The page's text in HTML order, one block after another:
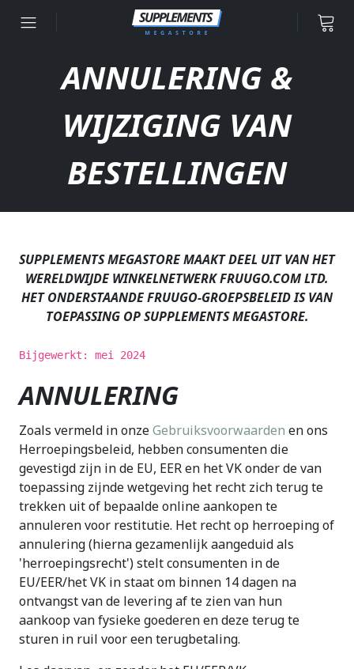
Ga naar inhoud
ANNULERING &
WIJZIGING VAN
BESTELLINGEN
SUPPLEMENTS MEGASTORE MAAKT DEEL UIT VAN HET
WERELDWIJDE WINKELNETWERK FRUUGO.COM LTD.
HET ONDERSTAANDE FRUUGO-GROEPSBELEID IS VAN
TOEPASSING OP SUPPLEMENTS MEGASTORE.
Bijgewerkt: mei 2024
ANNULERING
Zoals vermeld in onzeGebruiksvoorwaarden en ons
Herroepingsbeleid, hebben consumenten die
gevestigd zijn in de EU, EER en het VK onder de van
toepassing zijnde wetgeving het recht zich terug te
trekken uit of bepaalde online aankopen te
annuleren voor restitutie. Het recht op herroeping of
annulering (hierna gezamenlijk aangeduid als
'herroepingsrecht') stelt consumenten in de
EU/EER/het VK in staat om binnen 14 dagen na
ontvangst van de levering af te zien van hun
aankoop van fysieke goederen en deze terug te
sturen in ruil voor een terugbetaling.